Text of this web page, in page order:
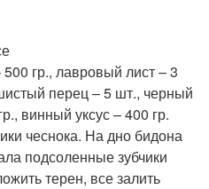
гр., лавровый лист – 3
перец – 5 шт., черный
винный уксус – 400 гр.
чеснока. На дно бидона
подсоленные зубчики
терен, все залить